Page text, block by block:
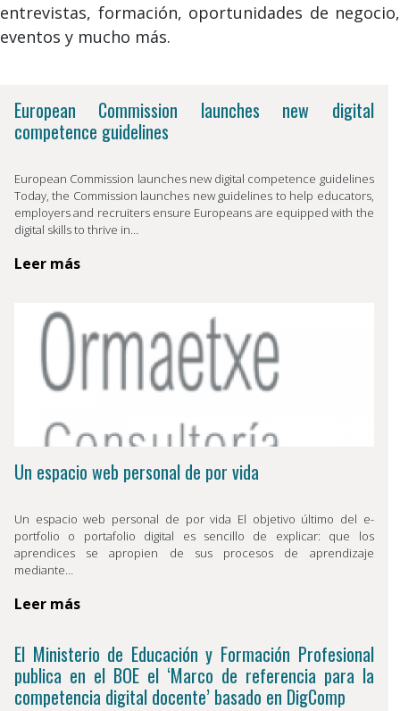
entrevistas, formación, oportunidades de negocio,
eventos y mucho más.
European Commission launches new digital
competence guidelines
European Commission launches new digital competence guidelines
Today, the Commission launches new guidelines to help educators,
employers and recruiters ensure Europeans are equipped with the
digital skills to thrive in…
Leer más
Un espacio web personal de por vida
Un espacio web personal de por vida El objetivo último del e-
portfolio o portafolio digital es sencillo de explicar: que los
aprendices se apropien de sus procesos de aprendizaje
mediante…
Leer más
El Ministerio de Educación y Formación Profesional
publica en el BOE el ‘Marco de referencia para la
competencia digital docente’ basado en DigComp